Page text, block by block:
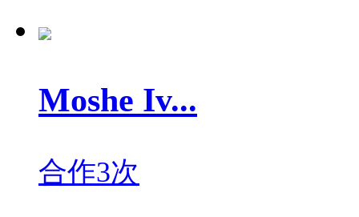
Moshe Iv...
合作3次